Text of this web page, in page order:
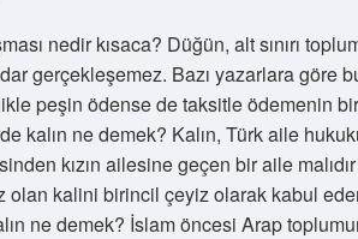
nedir kısaca? Düğün, alt sınırı
gerçekleşemez. Bazı yazarlara göre
peşin ödense de taksitle ödemenin bir
kalın ne demek? Kalın, Türk aile
kızın ailesine geçen bir aile
olan kalini birincil çeyiz olarak kabul
ne demek? İslam öncesi Arap